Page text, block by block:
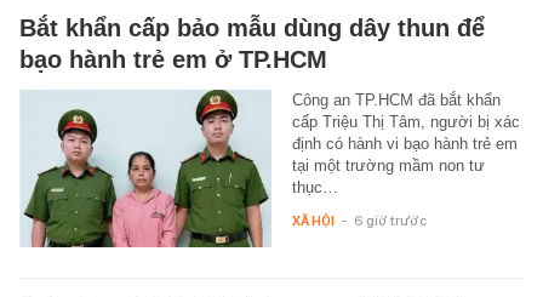
Bắt khẩn cấp bảo mẫu dùng dây thun để
bạo hành trẻ em ở TP.HCM
Công an TP.HCM đã bắt khẩn
cấp Triệu Thị Tâm, người bị xác
định có hành vi bạo hành trẻ em
tại một trường mầm non tư
thục…
XÃ HỘI - 6 giờ trước